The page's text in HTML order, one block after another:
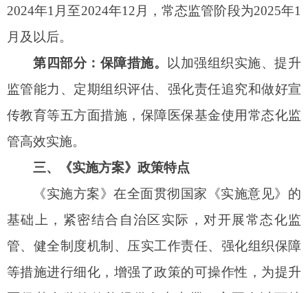
中央、国务院决策部署和自治区党委、自治区人民
政府工作要求，聚焦维护医保基金安全，确保医保
基金平稳运行，坚持政府监管和社会监督相结合，
落实举报奖励制度，畅通举报投诉渠道，规范举报
线索处置流程，严格线索核查处理，广泛开展典型
共同参与的基金监管氛围。
二是坚持以问题为导向。针对医保使用、管
理、监督过程中的审核、结算、监管等关键环节，
提出依托全国统一的医保信息平台，强化智能监控
和大数据监管应用；根据跨部门综合监管要求，提
标准互认、结果互通的协同监管机制，厘清医保基